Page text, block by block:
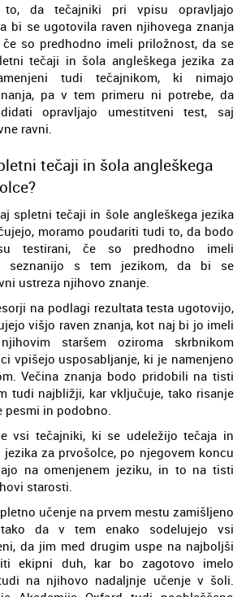
to, da tečajniki pri vpisu opravljajo
bi se ugotovila raven njihovega znanja
če so predhodno imeli priložnost, da se
tečaji in šola angleškega jezika za
tudi tečajnikom, ki nimajo
pa v tem primeru ni potrebe, da
opravljajo umestitveni test, saj
ravni.
tečaji in šola angleškega
spletni tečaji in šole angleškega jezika
moramo poudariti tudi to, da bodo
testirani, če so predhodno imeli
seznanijo s tem jezikom, da bi se
ustreza njihovo znanje.
na podlagi rezultata testa ugotovijo,
višjo raven znanja, kot naj bi jo imeli
staršem oziroma skrbnikom
vpišejo usposabljanje, ki je namenjeno
Večina znanja bodo pridobili na tisti
tudi najbližji, kar vključuje, tako risanje
pesmi in podobno.
vsi tečajniki, ki se udeležijo tečaja in
jezika za prvošolce, po njegovem koncu
na omenjenem jeziku, in to na tisti
starosti.
učenje na prvem mestu zamišljeno
da v tem enako sodelujejo vsi
da jim med drugim uspe na najboljši
ekipni duh, kar bo zagotovo imelo
na njihovo nadaljnje učenje v šoli.